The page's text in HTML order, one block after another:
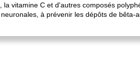
vitamine C et d'autres composés
à prévenir les dépôts de bêta-